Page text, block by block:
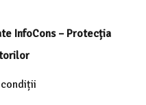
InfoCons – Protecția